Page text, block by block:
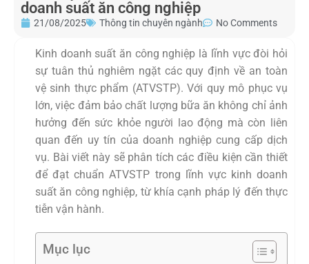
doanh suất ăn công nghiệp
21/08/2025 Thông tin chuyên ngành No Comments
Kinh doanh suất ăn công nghiệp là lĩnh vực đòi hỏi
sự tuân thủ nghiêm ngặt các quy định về an toàn
vệ sinh thực phẩm (ATVSTP). Với quy mô phục vụ
lớn, việc đảm bảo chất lượng bữa ăn không chỉ ảnh
hưởng đến sức khỏe người lao động mà còn liên
quan đến uy tín của doanh nghiệp cung cấp dịch
vụ. Bài viết này sẽ phân tích các điều kiện cần thiết
để đạt chuẩn ATVSTP trong lĩnh vực kinh doanh
suất ăn công nghiệp, từ khía cạnh pháp lý đến thực
tiễn vận hành.
Mục lục